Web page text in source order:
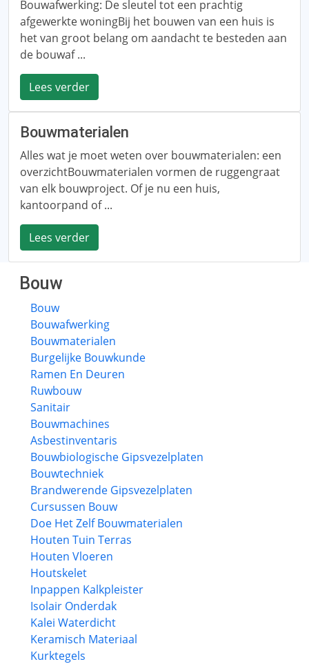
Bouwafwerking: De sleutel tot een prachtig
afgewerkte woningBij het bouwen van een huis is
het van groot belang om aandacht te besteden aan
de bouwaf ...
Lees verder
Bouwmaterialen
Alles wat je moet weten over bouwmaterialen: een
overzichtBouwmaterialen vormen de ruggengraat
van elk bouwproject. Of je nu een huis,
kantoorpand of ...
Lees verder
Bouw
Bouw
Bouwafwerking
Bouwmaterialen
Burgelijke Bouwkunde
Ramen En Deuren
Ruwbouw
Sanitair
Bouwmachines
Asbestinventaris
Bouwbiologische Gipsvezelplaten
Bouwtechniek
Brandwerende Gipsvezelplaten
Cursussen Bouw
Doe Het Zelf Bouwmaterialen
Houten Tuin Terras
Houten Vloeren
Houtskelet
Inpappen Kalkpleister
Isolair Onderdak
Kalei Waterdicht
Keramisch Materiaal
Kurktegels